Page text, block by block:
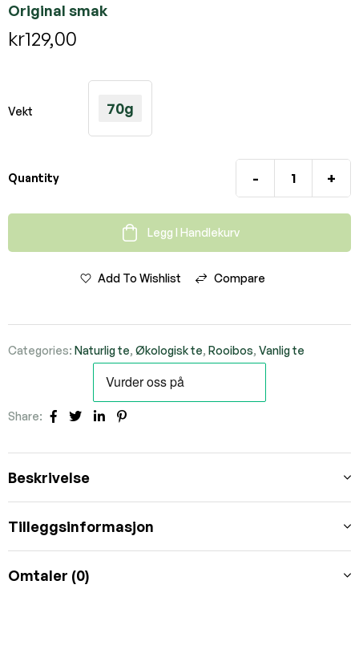
Original smak
kr129,00
Vekt 70g
Quantity - +
Legg I Handlekurv
Add To Wishlist Compare
Categories: Naturlig te, Økologisk te, Rooibos, Vanlig te
Share:
Facebook
TwitterLinkedin
Beskrivelse
Tilleggsinformasjon
Omtaler (0)